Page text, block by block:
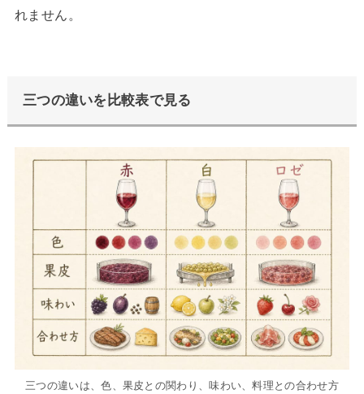
れません。
三つの違いを比較表で見る
三つの違いは、色、果皮との関わり、味わい、料理との合わせ方